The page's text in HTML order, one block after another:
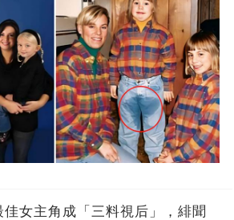
女主角成「三料視后」，緋聞